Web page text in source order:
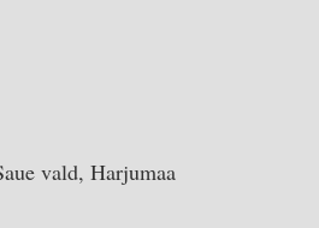
vald, Harjumaa